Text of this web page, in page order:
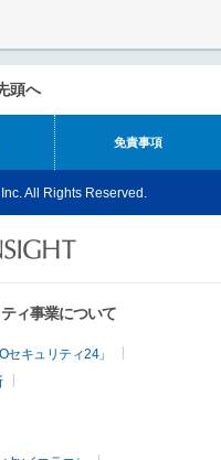
頭へ
免責事項
All Rights Reserved.
ィ事業について
キュリティ24」